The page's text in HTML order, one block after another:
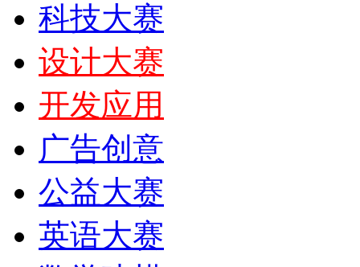
科技大赛
设计大赛
开发应用
广告创意
公益大赛
英语大赛